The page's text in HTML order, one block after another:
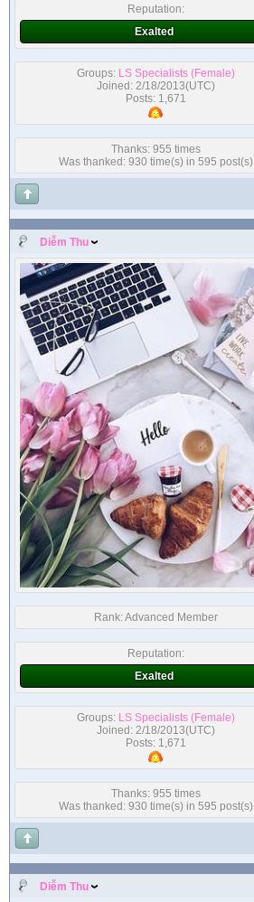
Reputation:
Exalted
Groups: LS Specialists (Female)
Joined: 2/18/2013(UTC)
Posts: 1,671
Thanks: 955 times
Was thanked: 930 time(s) in 595 post(s)
Diễm Thu
Rank:Advanced Member
Reputation:
Exalted
Groups: LS Specialists (Female)
Joined: 2/18/2013(UTC)
Posts: 1,671
Thanks: 955 times
Was thanked: 930 time(s) in 595 post(s)
Diễm Thu